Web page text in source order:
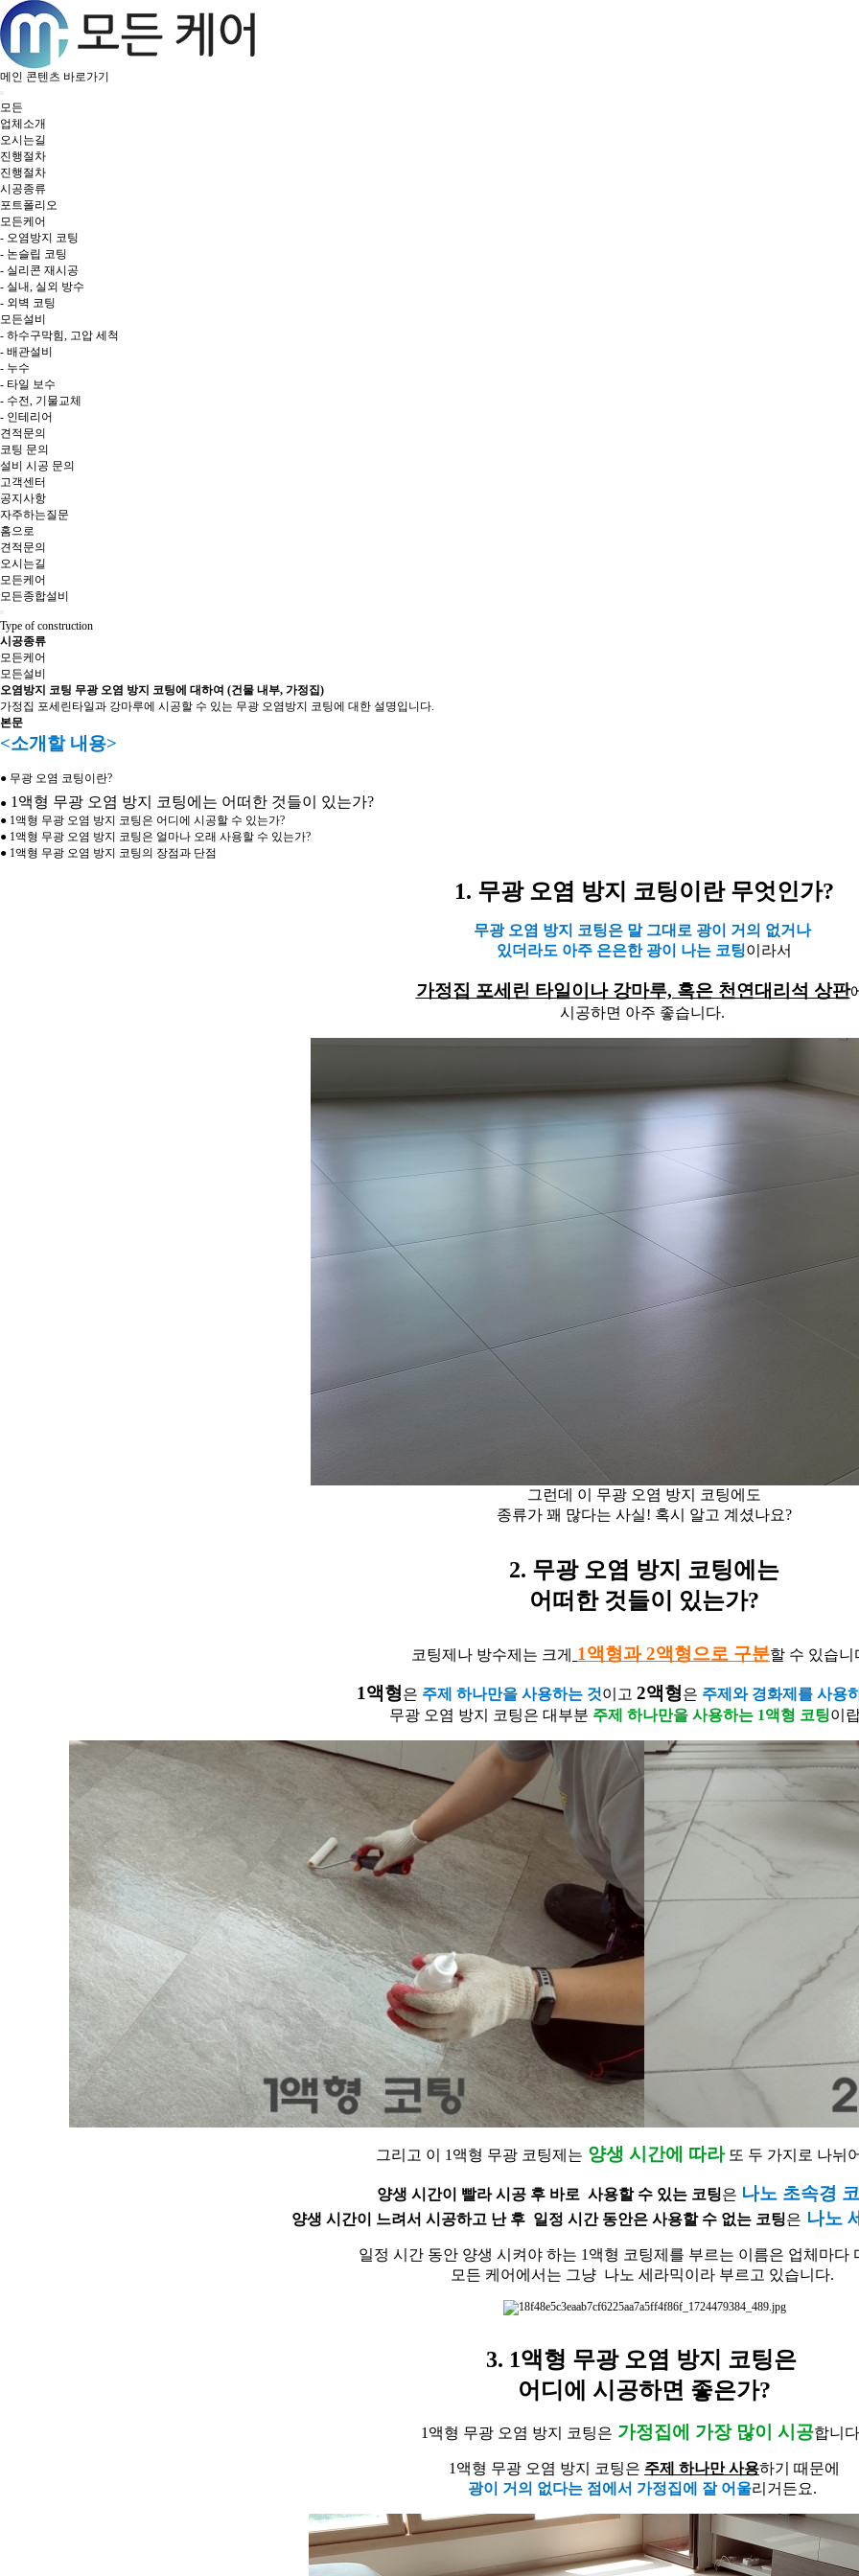
메인 콘텐츠 바로가기
모든
업체소개
오시는길
진행절차
진행절차
시공종류
포트폴리오
모든케어
- 오염방지 코팅
- 논슬립 코팅
- 실리콘 재시공
- 실내, 실외 방수
- 외벽 코팅
모든설비
- 하수구막힘, 고압 세척
- 배관설비
- 누수
- 타일 보수
- 수전, 기물교체
- 인테리어
견적문의
코팅 문의
설비 시공 문의
고객센터
공지사항
자주하는질문
홈으로
견적문의
오시는길
모든케어
모든종합설비
Type of construction
시공종류
모든케어
모든설비
오염방지 코팅 무광 오염 방지 코팅에 대하여 (건물 내부, 가정집)
가정집 포세린타일과 강마루에 시공할 수 있는 무광 오염방지 코팅에 대한 설명입니다.
본문
<소개할 내용>
● 무광 오염 코팅이란?
● 1액형 무광 오염 방지 코팅에는 어떠한 것들이 있는가?
● 1액형 무광 오염 방지 코팅은 어디에 시공할 수 있는가?
● 1액형 무광 오염 방지 코팅은 얼마나 오래 사용할 수 있는가?
● 1액형 무광 오염 방지 코팅의 장점과 단점
1. 무광 오염 방지 코팅이란 무엇인가?
무광 오염 방지 코팅은 말 그대로 광이 거의 없거나
있더라도 아주 은은한 광이 나는 코팅이라서
가정집 포세린 타일 이나 강마루, 혹은 천연대리석 상판
시공하면 아주 좋습니다.
그런데 이 무광 오염 방지 코팅에도
종류가 꽤 많다는 사실! 혹시 알고 계셨나요?
2. 무광 오염 방지 코팅에는
어떠한 것들이 있는가?
코팅제나 방수제 는 크게 1액형과 2액형으로 구분할 수 있습
1액형은 주제 하나만을 사용하는 것이고 2액형은 주제와 경화제를 사용
무광 오염 방지 코팅은 대부분 주제 하나만을 사용하는 1액형 코팅이
그리고 이 1액형 무광 코팅제는 양생 시간에 따라또 두 가지로 나뉘
양생 시간이 빨라 시공 후 바로 사용할 수 있는 코팅은 나노 초속경
양생 시간이 느려서 시공하고 난 후 일정 시간 동안은 사용할 수 없는 코팅은 나노
일정 시간 동안 양생 시켜야 하는 1액형 코팅제를 부르는 이름은 업체마다
모든 케어에서는 그냥 나노 세라믹이라 부르고 있습니다.
3. 1액형 무광 오염 방지 코팅은
어디에 시공하면 좋은가?
1액형 무광 오염 방지 코팅은 가정집에 가장 많이 시공합니
1액형 무광 오염 방지 코팅은 주제 하나만 사용하기 때문에
광이 거의 없다는 점에서 가정집에 잘 어울리거든요.